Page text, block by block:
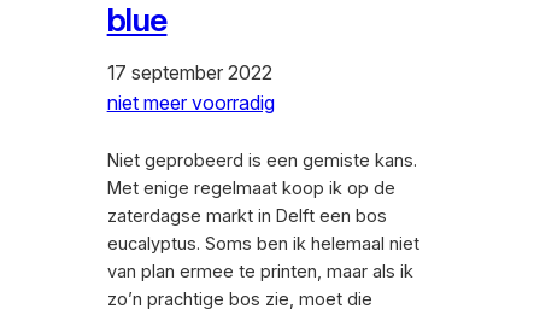
blue
17 september 2022
niet meer voorradig
Niet geprobeerd is een gemiste kans.
Met enige regelmaat koop ik op de
zaterdagse markt in Delft een bos
eucalyptus. Soms ben ik helemaal niet
van plan ermee te printen, maar als ik
zo’n prachtige bos zie, moet die